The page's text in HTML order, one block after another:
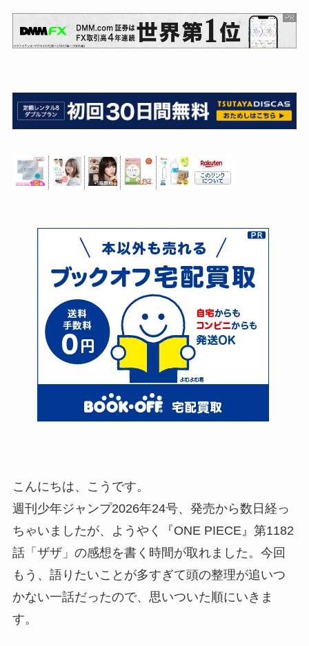
こんにちは、こうです。
週刊少年ジャンプ2026年24号、発売から数日経っ
ちゃいましたが、ようやく『ONE PIECE』第1182
話「ザザ」の感想を書く時間が取れました。今回
もう、語りたいことが多すぎて頭の整理が追いつ
かない一話だったので、思いついた順にいきま
す。